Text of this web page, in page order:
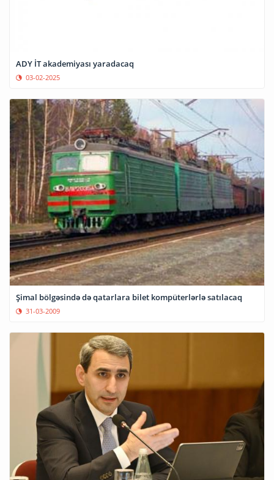
ADY İT akademiyası yaradacaq
03-02-2025
Şimal bölgəsində də qatarlara bilet kompüterlərlə satılacaq
31-03-2009